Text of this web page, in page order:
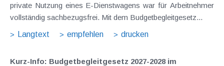
private Nutzung eines E-Dienstwagens war für Arbeitnehmer
vollständig sachbezugsfrei. Mit dem Budgetbegleitgesetz...
Langtext
empfehlen drucken
Kurz-Info: Budgetbegleitgesetz 2027-2028 im